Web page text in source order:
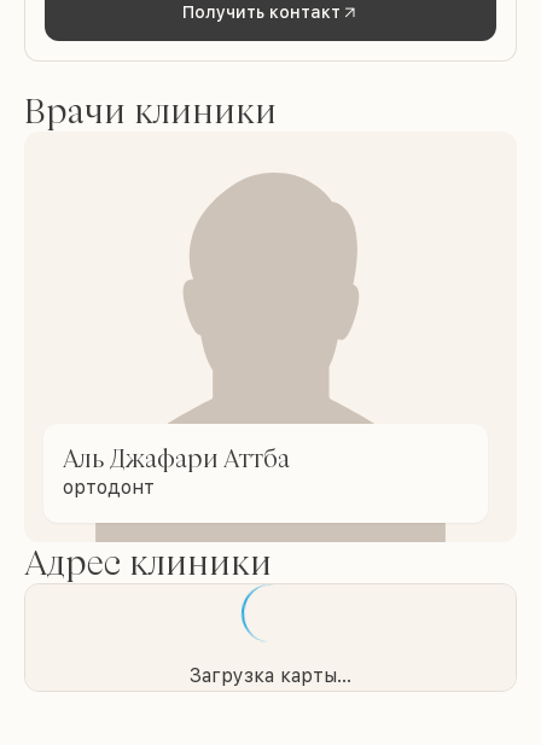
Получить контакт
Врачи клиники
Аль Джафари Аттба
ортодонт
Адрес клиники
Загрузка карты...